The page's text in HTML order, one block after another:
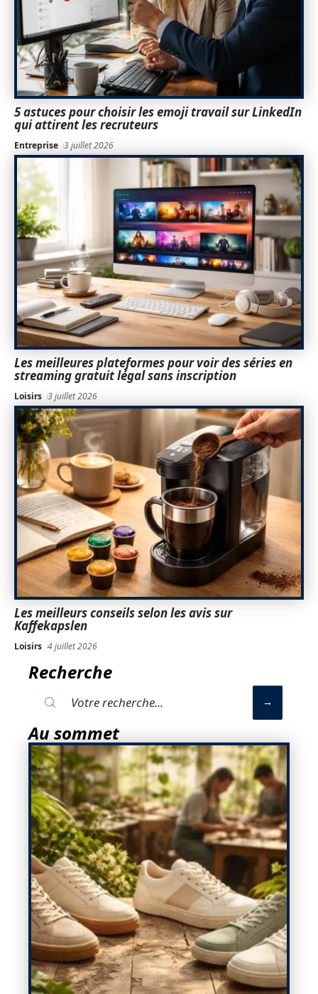
5 astuces pour choisir les emoji travail sur LinkedIn
qui attirent les recruteurs
Entreprise 3 juillet 2026
Les meilleures plateformes pour voir des séries en
streaming gratuit légal sans inscription
Loisirs 3 juillet 2026
Les meilleurs conseils selon les avis sur
Kaffekapslen
Loisirs 4 juillet 2026
Recherche
Au sommet